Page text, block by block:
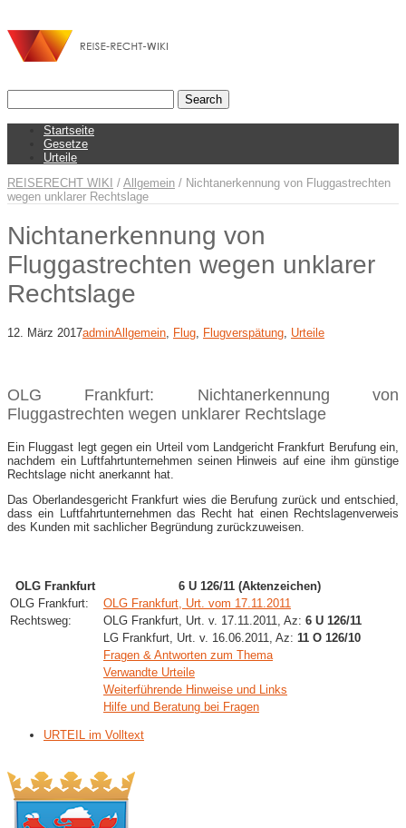
Startseite
Gesetze
Urteile
REISERECHT WIKI / Allgemein / Nichtanerkennung von Fluggastrechten
wegen unklarer Rechtslage
Nichtanerkennung von
Fluggastrechten wegen unklarer
Rechtslage
12. März 2017adminAllgemein Flug Flugverspätung Urteile
OLG Frankfurt: Nichtanerkennung von
Fluggastrechten wegen unklarer Rechtslage
Ein Fluggast legt gegen ein Urteil vom Landgericht Frankfurt Berufung ein,
nachdem ein Luftfahrtunternehmen seinen Hinweis auf eine ihm günstige
Rechtslage nicht anerkannt hat.
Das Oberlandesgericht Frankfurt wies die Berufung zurück und entschied,
dass ein Luftfahrtunternehmen das Recht hat einen Rechtslagenverweis
des Kunden mit sachlicher Begründung zurückzuweisen.
OLG Frankfurt
6 U 126/11 (Aktenzeichen)
OLG Frankfurt:
OLG Frankfurt, Urt. vom 17.11.2011
Rechtsweg:
OLG Frankfurt, Urt. v. 17.11.2011, Az: 6 U 126/11
LG Frankfurt, Urt. v. 16.06.2011, Az: 11 O 126/10
Fragen & Antworten zum Thema
Verwandte Urteile
Weiterführende Hinweise und Links
Hilfe und Beratung bei Fragen
URTEIL im Volltext